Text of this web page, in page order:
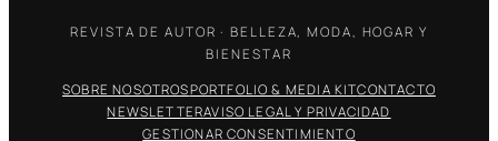
REVISTA DE AUTOR · BELLEZA, MODA, HOGAR Y
BIENESTAR
SOBRE NOSOTROSPORTFOLIO & MEDIA KITCONTACTO
NEWSLETTERAVISO LEGAL Y PRIVACIDAD
GESTIONAR CONSENTIMIENTO